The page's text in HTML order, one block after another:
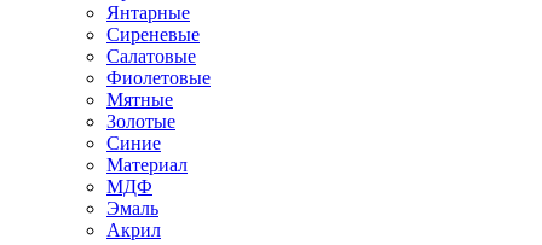
Янтарные
Сиреневые
Салатовые
Фиолетовые
Мятные
Золотые
Синие
Материал
МДФ
Эмаль
Акрил